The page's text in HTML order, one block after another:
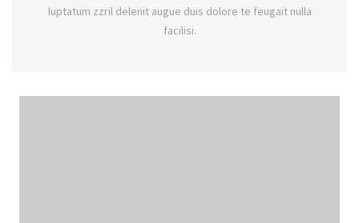
luptatum zzril delenit augue duis dolore te feugait nulla
facilisi.